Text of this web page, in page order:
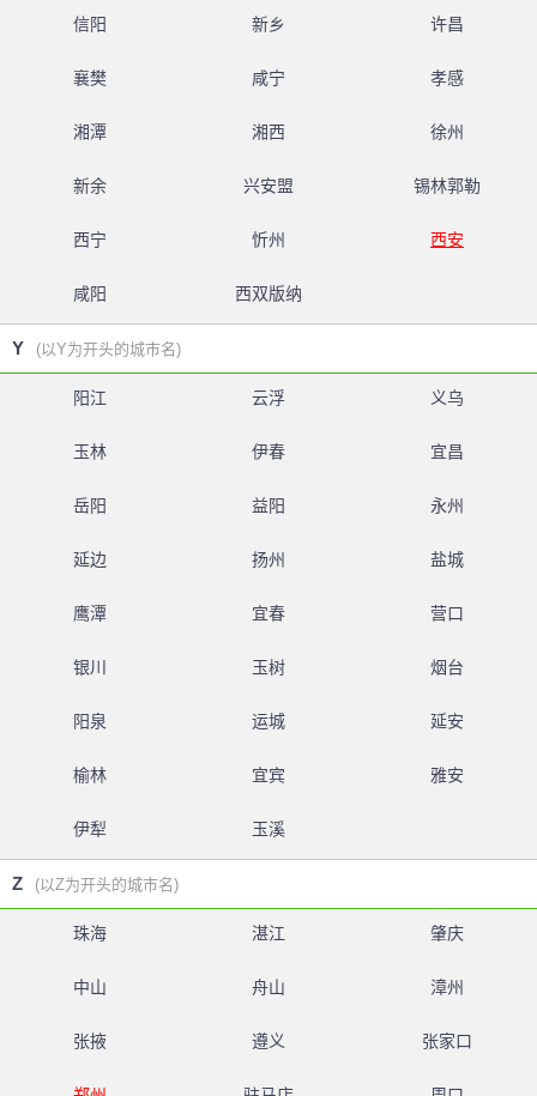
信阳 新乡 许昌
襄樊 咸宁 孝感
湘潭 湘西 徐州
新余 兴安盟 锡林郭勒
西宁 忻州 西安
咸阳 西双版纳
Y (以Y为开头的城市名)
阳江 云浮 义乌
玉林 伊春 宜昌
岳阳 益阳 永州
延边 扬州 盐城
鹰潭 宜春 营口
银川 玉树 烟台
阳泉 运城 延安
榆林 宜宾 雅安
伊犁 玉溪
Z (以Z为开头的城市名)
珠海 湛江 肇庆
中山 舟山 漳州
张掖 遵义 张家口